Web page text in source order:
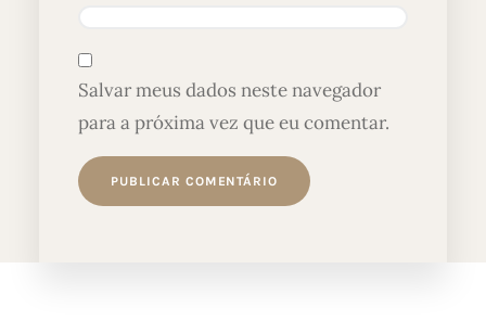
Salvar meus dados neste navegador
para a próxima vez que eu comentar.